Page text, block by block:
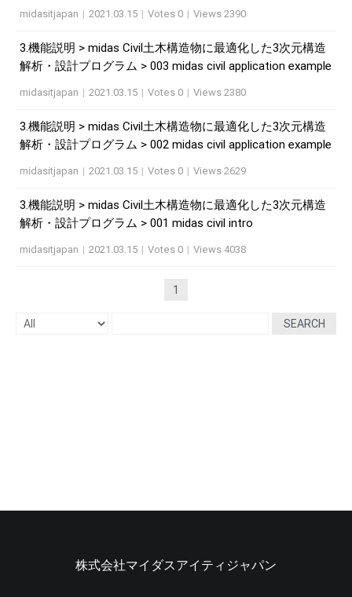
midasitjapan | 2021.03.15 | Votes 0 | Views 2390
3.機能説明 > midas Civil土木構造物に最適化した3次元構造
解析・設計プログラム > 003 midas civil application example
midasitjapan | 2021.03.15 | Votes 0 | Views 2380
3.機能説明 > midas Civil土木構造物に最適化した3次元構造
解析・設計プログラム > 002 midas civil application example
midasitjapan | 2021.03.15 | Votes 0 | Views 2629
3.機能説明 > midas Civil土木構造物に最適化した3次元構造
解析・設計プログラム > 001 midas civil intro
midasitjapan | 2021.03.15 | Votes 0 | Views 4038
1
SEARCH
株式会社マイダスアイティジャパン